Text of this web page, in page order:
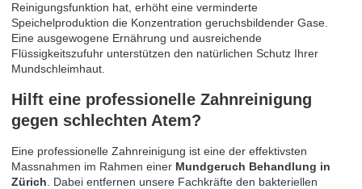
Reinigungsfunktion hat, erhöht eine verminderte
Speichelproduktion die Konzentration geruchsbildender Gase.
Eine ausgewogene Ernährung und ausreichende
Flüssigkeitszufuhr unterstützen den natürlichen Schutz Ihrer
Mundschleimhaut.
Hilft eine professionelle Zahnreinigung
gegen schlechten Atem?
Eine professionelle Zahnreinigung ist eine der effektivsten
Massnahmen im Rahmen einer Mundgeruch Behandlung in
Zürich . Dabei entfernen unsere Fachkräfte den bakteriellen